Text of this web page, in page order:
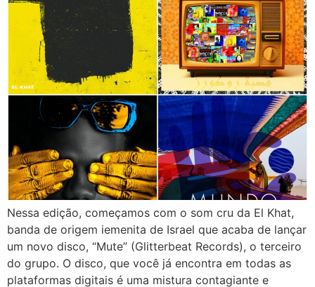
Nessa edição, começamos com o som cru da El Khat,
banda de origem iemenita de Israel que acaba de lançar
um novo disco, “Mute” (Glitterbeat Records), o terceiro
do grupo. O disco, que você já encontra em todas as
plataformas digitais é uma mistura contagiante e